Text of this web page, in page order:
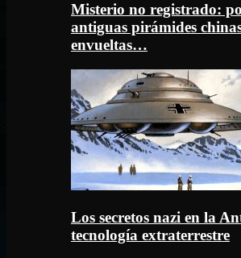
Misterio no registrado:
antiguas pirámides
envueltas…
Los secretos nazi en la
tecnología extraterrestre